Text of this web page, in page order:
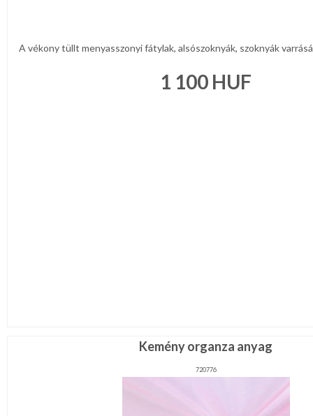
A vékony tüllt menyasszonyi fátylak, alsószoknyák, szoknyák
1 100 HUF
Kemény organza anyag
720776